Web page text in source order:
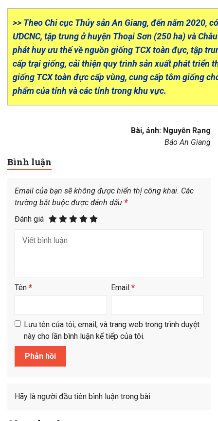
>> Theo Chi cục Thủy sản An Giang, đến năm 2020,
ƯDCNC, tập trung ở huyện Thoại Sơn (250 ha) và
phát huy ưu thế về nguồn giống TCX toàn đực, tập
cấp trại giống, cải thiện quy trình sản xuất phát triển
giống TCX toàn đực cấp vùng, cung cấp tôm giống
phẩm của tỉnh và các tỉnh trong khu vực.
Bài, ảnh: Nguyễn Rạng
Báo An Giang
Bình luận
Email của bạn sẽ không được hiển thị công khai. Các
trường bắt buộc được đánh dấu *
Đánh giá
Tên * Email *
Lưu tên của tôi, email, và trang web trong trình duyệt
này cho lần bình luận kế tiếp của tôi.
Hãy là người đầu tiên bình luận trong bài